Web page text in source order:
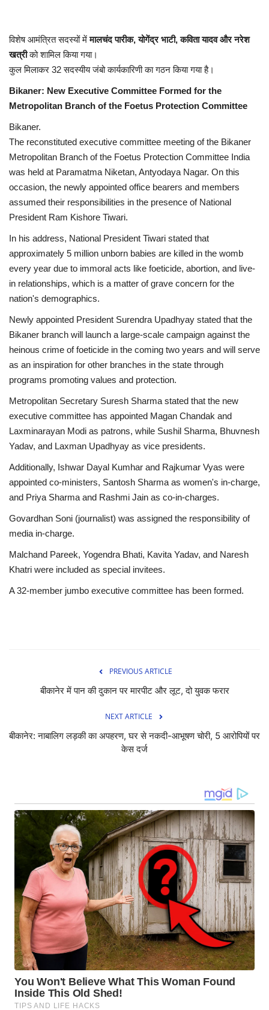
विशेष आमंत्रित सदस्यों मेंमालचंद पारीक, योगेंद्र भाटी, कविता यादव और नरेश
खत्रीको शामिल किया गया।
कुल मिलाकर 32 सदस्यीय जंबो कार्यकारिणी का गठन किया गया है।
Bikaner: New Executive Committee Formed for the
Metropolitan Branch of the Foetus Protection Committee
Bikaner.
The reconstituted executive committee meeting of the Bikaner
Metropolitan Branch of the Foetus Protection Committee India
was held at Paramatma Niketan, Antyodaya Nagar. On this
occasion, the newly appointed office bearers and members
assumed their responsibilities in the presence of National
President Ram Kishore Tiwari.
In his address, National President Tiwari stated that
approximately 5 million unborn babies are killed in the womb
every year due to immoral acts like foeticide, abortion, and live-
in relationships, which is a matter of grave concern for the
nation's demographics.
Newly appointed President Surendra Upadhyay stated that the
Bikaner branch will launch a large-scale campaign against the
heinous crime of foeticide in the coming two years and will serve
as an inspiration for other branches in the state through
programs promoting values ​​and protection.
Metropolitan Secretary Suresh Sharma stated that the new
executive committee has appointed Magan Chandak and
Laxminarayan Modi as patrons, while Sushil Sharma, Bhuvnesh
Yadav, and Laxman Upadhyay as vice presidents.
Additionally, Ishwar Dayal Kumhar and Rajkumar Vyas were
appointed co-ministers, Santosh Sharma as women's in-charge,
and Priya Sharma and Rashmi Jain as co-in-charges.
Govardhan Soni (journalist) was assigned the responsibility of
media in-charge.
Malchand Pareek, Yogendra Bhati, Kavita Yadav, and Naresh
Khatri were included as special invitees.
A 32-member jumbo executive committee has been formed.
PREVIOUS ARTICLE
बीकानेर में पान की दुकान पर मारपीट और लूट, दो युवक फरार
NEXT ARTICLE
बीकानेर: नाबालिग लड़की का अपहरण, घर से नकदी-आभूषण चोरी, 5 आरोपियों पर
केस दर्ज